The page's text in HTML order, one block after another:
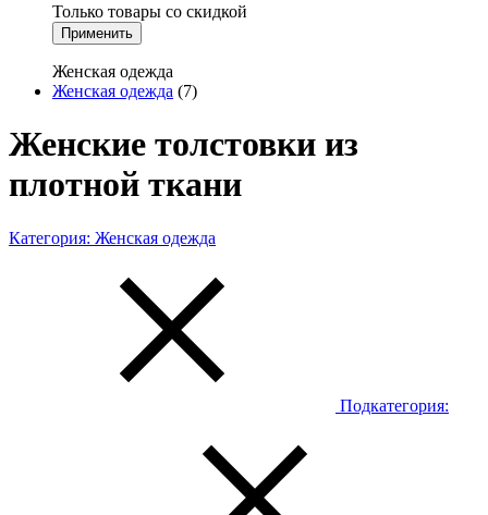
Только товары со скидкой
Применить
Женская одежда
Женская одежда (7)
Женские толстовки из
плотной ткани
Категория: Женская одежда
Подкатегория: